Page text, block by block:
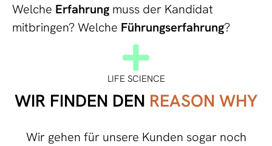
Welche Erfahrung muss der Kandidat
mitbringen? Welche Führungserfahrung?
LIFE SCIENCE
WIR FINDEN DEN REASON WHY
Wir gehen für unsere Kunden sogar noch